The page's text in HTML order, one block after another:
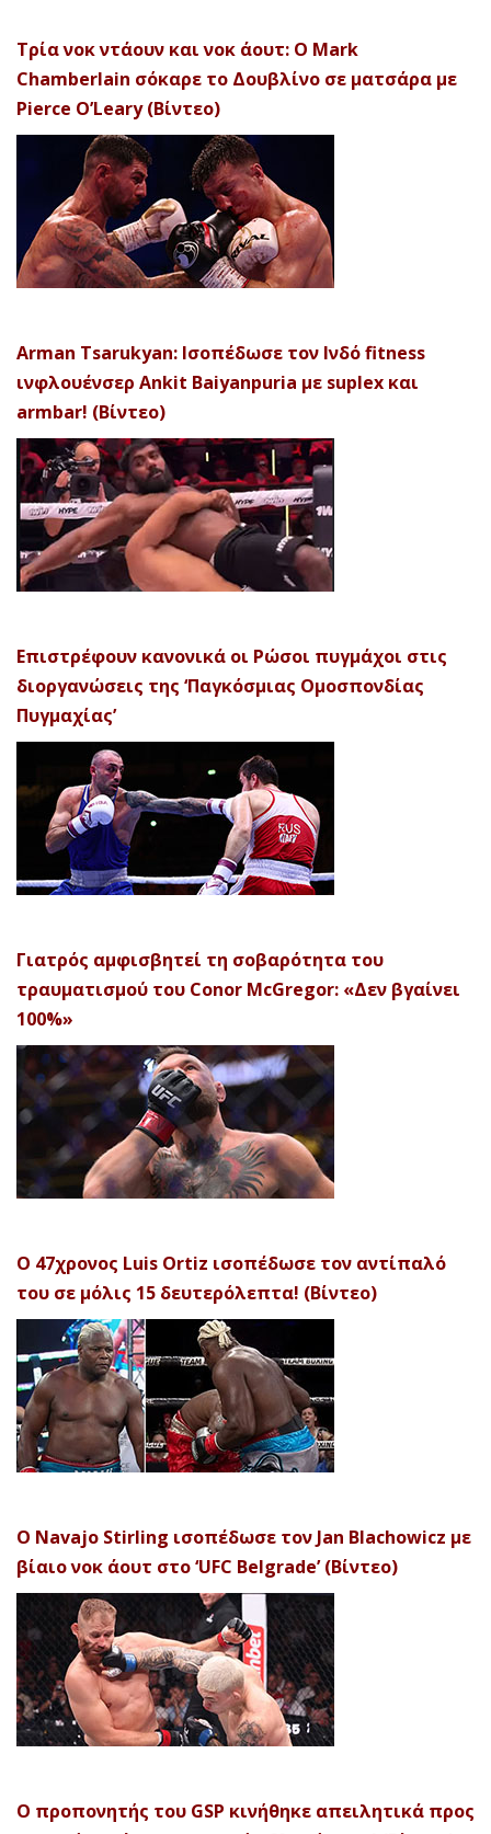
Τρία νοκ ντάουν και νοκ άουτ: Ο Mark
Chamberlain σόκαρε το Δουβλίνο σε ματσάρα με
Pierce O’Leary (Βίντεο)
Arman Tsarukyan: Ισοπέδωσε τον Ινδό fitness
ινφλουένσερ Ankit Baiyanpuria με suplex και
armbar! (Βίντεο)
Επιστρέφουν κανονικά οι Ρώσοι πυγμάχοι στις
διοργανώσεις της ‘Παγκόσμιας Ομοσπονδίας
Πυγμαχίας’
Γιατρός αμφισβητεί τη σοβαρότητα του
τραυματισμού του Conor McGregor: «Δεν βγαίνει
100%»
Ο 47χρονος Luis Ortiz ισοπέδωσε τον αντίπαλό
του σε μόλις 15 δευτερόλεπτα! (Βίντεο)
Ο Navajo Stirling ισοπέδωσε τον Jan Blachowicz με
βίαιο νοκ άουτ στο ‘UFC Belgrade’ (Βίντεο)
Ο προπονητής του GSP κινήθηκε απειλητικά προς